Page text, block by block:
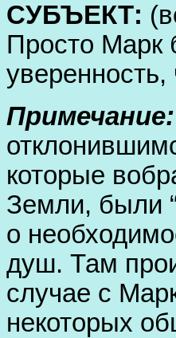
СУБЪЕКТ:
Просто Марк
Примечание:
которые
Земли, были
о
душ. Там
случае с
некоторых